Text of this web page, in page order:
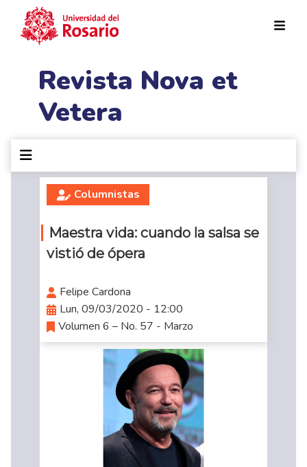
Revista Nova et
Vetera
Columnistas
Maestra vida: cuando la salsa se
vistió de ópera
Felipe Cardona
Lun, 09/03/2020 - 12:00
Volumen 6 – No. 57 - Marzo